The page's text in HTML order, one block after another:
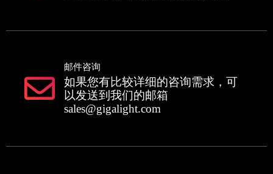
邮件咨询
如果您有比较详细的咨询需求，可
以发送到我们的邮箱
sales@gigalight.com